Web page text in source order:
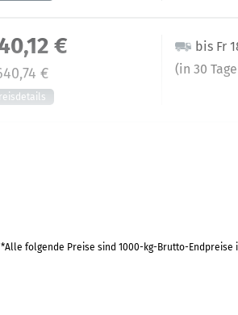
bis Fr
(in 30
€
€
bis Fr
€
*Alle folgende Preise sind 1000-kg-Brutto-Endpreise